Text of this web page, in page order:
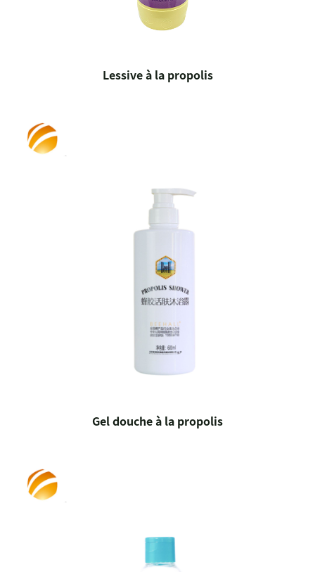
Lessive à la propolis
Gel douche à la propolis